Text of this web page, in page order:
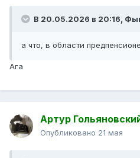
В 20.05.2026 в 20:16,
а что, в области
Ага
Артур
Опубликовано 21 мая